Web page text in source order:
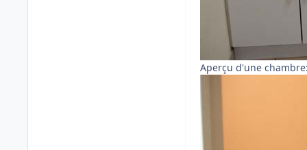
Aperçu d'une